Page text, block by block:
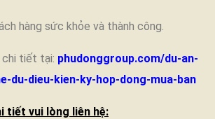
hàng sức khỏe và thành công.
chi tiết tại: phudonggroup.com/du-an-
du-dieu-kien-ky-hop-dong-mua-ban
tiết vui lòng liên hệ: